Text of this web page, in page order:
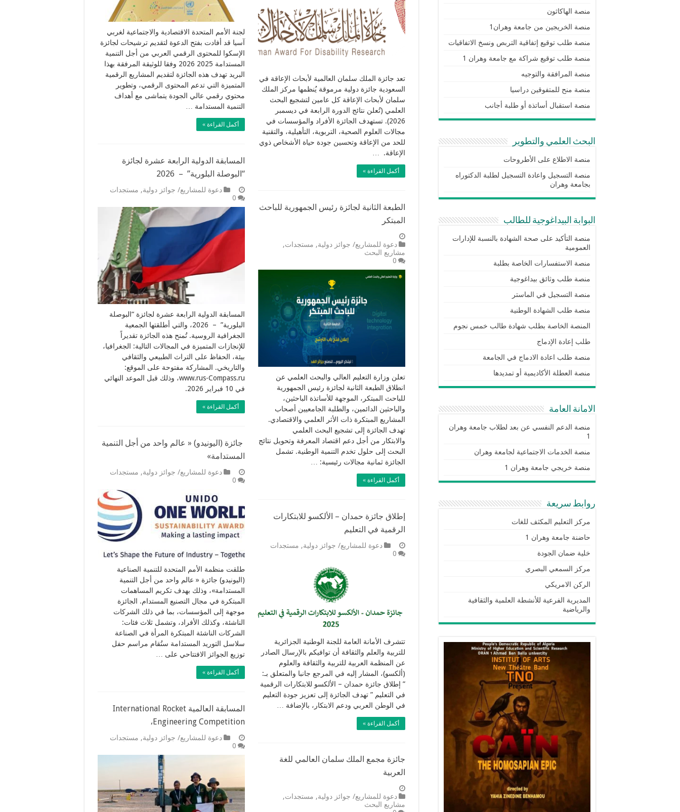
لجنة الأمم المتحدة الاقتصادية والاجتماعية لغربي
آسيا قد أفادت بفتح الدعوة لتقديم ترشيحات لجائزة
الإسكوا للمحتوى الرقمي العربي من أجل التنمية
المستدامة 2025 2026 وفقا للوثيقة المرفقة بهذا
البريد تهدف هذه الجائزة لتقديم المشاريع الرقمية
المتميزة التي تدعم المحتوى الرقمي، وتطوير
محتوي رقمي عالي الجودة يتماشى مع أهداف
التنمية المستدامة …
أكمل القراءة »
تعد جائزة الملك سلمان العالمية لأبحاث الإعاقة في
السعودية جائزة دولية مرموقة يُنظمها مركز الملك
سلمان لأبحاث الإعاقة كل عامين لتشجيع البحث
العلمي (تُعلن نتائج الدورة الرابعة في ديسمبر
2026). تستهدف الجائزة الأفراد والمؤسسات في
مجالات العلوم الصحية، التربوية، التأهيلية، والتقنية
للحد من الإعاقة وتحسين جودة حياة الأشخاص ذوي
الإعاقة. …
أكمل القراءة »
المسابقة الدولية الرابعة عشرة لجائزة
“البوصلة البلورية” – 2026
دعوة للمشاريع/ جوائز دولية, مستجدات
0
المسابقة الدولية الرابعة عشرة لجائزة “البوصلة
البلورية” – 2026، والتي أطلقتها الجمعية
الجغرافية الروسية. تُمنح هذه الجائزة تقديراً
للإنجازات المتميزة في المجالات التالية: الجغرافيا،
بيئة، الحفاظ على التراث الطبيعي والثقافي
والتاريخي. المشاركة مفتوحة على الموقع:
www.rus-Compass.ru، وذلك قبل الموعد النهائي
في 10 فبراير 2026.
أكمل القراءة »
الطبعة الثانية لجائزة رئيس الجمهورية للباحث
المبتكر
دعوة للمشاريع/ جوائز دولية, مستجدات,
مشاريع البحث
0
تعلن وزارة التعليم العالي والبحث العلمي عن
انطلاق الطبعة الثانية لجائزة رئيس الجمهورية
للباحث المبتكر، الموجهة للأساتذة الباحثين،
والباحثين الدائمين، والطلبة الجامعيين أصحاب
المشاريع المبتكرة ذات الأثر العلمي والاقتصادي.
تهدف الجائزة إلى تشجيع البحث العلمي
والابتكار من أجل دعم اقتصاد المعرفة وتحويل نتائج
البحث إلى حلول تخدم التنمية الوطنية. تشمل
الجائزة ثمانية مجالات رئيسية: …
أكمل القراءة »
جائزة (اليونيدو) « عالم واحد من أجل التنمية
المستدامة»
دعوة للمشاريع/ جوائز دولية, مستجدات
0
طلقت منظمة الأمم المتحدة للتنمية الصناعية
(اليونيدو) جائزة « عالم واحد من أجل التنمية
المستدامة»، وذلك بهدف تكريم المساهمات
المبتكرة في مجال التصنيع المستدام. الجائزة
موجهة إلى المؤسسات، بما في ذلك الشركات
الناشئة، وكذلك الأفراد، وتشمل ثلاث فئات:
الشركات الناشئة المبتكرة المرأة في الصناعة
سلاسل التوريد المستدامة ستُقام مراسم حفل
توزيع الجوائز الافتتاحي على …
أكمل القراءة »
إطلاق جائزة حمدان – الألكسو للابتكارات
الرقمية في التعليم
دعوة للمشاريع/ جوائز دولية, مستجدات
0
تتشرف الأمانة العامة للجنة الوطنية الجزائرية
للتربية والعلم والثقافة أن توافيكم بالإرسال الصادر
عن المنظمة العربية للتربية والثقافة والعلوم
(ألكسو)، المشار إليه في المرجع جانبا والمتعلق بـ:
” إطلاق جائزة حمدان – الألكسو للابتكارات الرقمية
في التعليم ” تهدف الجائزة إلى تعزيز جودة التعليم
في الوطن العربي ودعم الابتكار، بالإضافة …
أكمل القراءة »
المسابقة العالمية International Rocket
Engineering Competition،
دعوة للمشاريع/ جوائز دولية, مستجدات
0
جائزة مجمع الملك سلمان العالمي للغة
العربية
دعوة للمشاريع/ جوائز دولية, مستجدات,
مشاريع البحث
منصة الهاكاثون
منصة الخريجين من جامعة وهران1
منصة طلب توقيع إتفاقية التربص ونسخ الاتفاقيات
منصة طلب توقيع شراكة مع جامعة وهران 1
منصة المرافقة والتوجيه
منصة منح للمتفوقين دراسيا
منصة استقبال أساتذة أو طلبة أجانب
البحث العلمي والتطوير
منصة الاطلاع على الأطروحات
منصة التسجيل واعادة التسجيل لطلبة الدكتوراه
بجامعة وهران
البوابة البيداغوجية للطالب
منصة التأكيد على صحة الشهادة بالنسبة للإدارات
العمومية
منصة الاستفسارات الخاصة بطلبة
منصة طلب وثائق بيداغوجية
منصة التسجيل في الماستر
منصة طلب الشهادة الوطنية
المنصة الخاصة بطلب شهادة طالب خمس نجوم
طلب إعادة الإدماج
منصة طلب اعادة الادماج في الجامعة
منصة العطلة الأكاديمية أو تمديدها
الامانة العامة
منصة الدعم النفسي عن بعد لطلاب جامعة وهران
1
منصة الخدمات الاجتماعية لجامعة وهران
منصة خريجي جامعة وهران 1
روابط سريعة
مركز التعليم المكثف للغات
حاضنة جامعة وهران 1
خلية ضمان الجودة
مركز السمعي البصري
الركن الامريكي
المديرية الفرعية للأنشطة العلمية والثقافية
والرياضية